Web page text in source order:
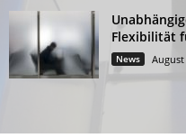
Flexibilität
News August